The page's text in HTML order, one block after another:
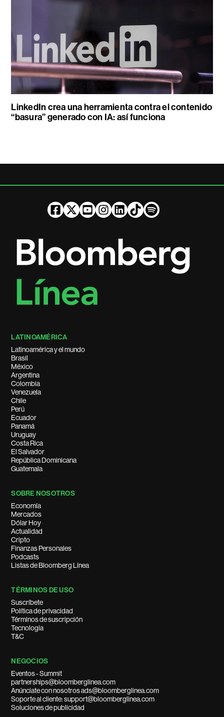
LinkedIn crea una herramienta contra el contenido
“basura” generado con IA: así funciona
LATINOAMÉRICA
Latinoamérica y el mundo
Brasil
México
Argentina
Colombia
Venezuela
Chile
Perú
Ecuador
Panamá
Uruguay
Costa Rica
El Salvador
República Dominicana
Guatemala
SOBRE NOSOTROS
Economía
Mercados
Dólar Hoy
Actualidad
Cripto
Finanzas Personales
Podcasts
Listas de Bloomberg Línea
TÉRMINOS DE USO
Suscríbete
Política de privacidad
Términos de suscripción
Tecnología
T&C
NEGOCIOS
Eventos - Summit
partnerships@bloomberglinea.com
Anúnciate con nosotros ads@bloomberglinea.com
Soporte al cliente: support@bloomberglinea.com
Soluciones de publicidad